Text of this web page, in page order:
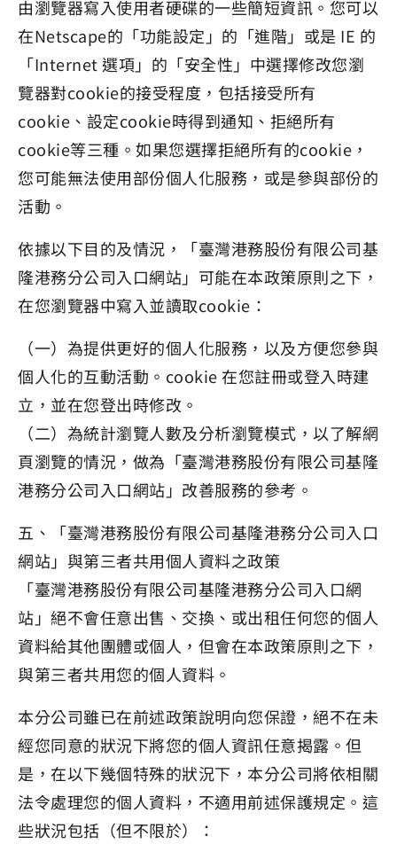
由瀏覽器寫入使用者硬碟的一些簡短資訊。您可以
在Netscape的「功能設定」的「進階」或是 IE 的
「Internet 選項」的「安全性」中選擇修改您瀏
覽器對cookie的接受程度，包括接受所有
cookie、設定cookie時得到通知、拒絕所有
cookie等三種。如果您選擇拒絕所有的cookie，
您可能無法使用部份個人化服務，或是參與部份的
活動。
依據以下目的及情況，「臺灣港務股份有限公司基
隆港務分公司入口網站」可能在本政策原則之下，
在您瀏覽器中寫入並讀取cookie：
（一）為提供更好的個人化服務，以及方便您參與
個人化的互動活動。cookie 在您註冊或登入時建
立，並在您登出時修改。
（二）為統計瀏覽人數及分析瀏覽模式，以了解網
頁瀏覽的情況，做為「臺灣港務股份有限公司基隆
港務分公司入口網站」改善服務的參考。
五、「臺灣港務股份有限公司基隆港務分公司入口
網站」與第三者共用個人資料之政策
「臺灣港務股份有限公司基隆港務分公司入口網
站」絕不會任意出售、交換、或出租任何您的個人
資料給其他團體或個人，但會在本政策原則之下，
與第三者共用您的個人資料。
本分公司雖已在前述政策說明向您保證，絕不在未
經您同意的狀況下將您的個人資訊任意揭露。但
是，在以下幾個特殊的狀況下，本分公司將依相關
法令處理您的個人資料，不適用前述保護規定。這
些狀況包括（但不限於）：